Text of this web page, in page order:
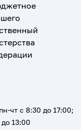
чт с 8:30 до 17:00;
13:00